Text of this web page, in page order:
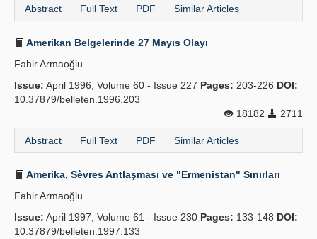
Abstract Full Text PDF Similar Articles
Amerikan Belgelerinde 27 Mayıs Olayı
Fahir Armaoğlu
Issue: April 1996, Volume 60 - Issue 227 Pages: 203-226 DOI:
10.37879/belleten.1996.203
18182
2711
Abstract Full Text PDF Similar Articles
Amerika, Sèvres Antlaşması ve "Ermenistan" Sınırları
Fahir Armaoğlu
Issue: April 1997, Volume 61 - Issue 230 Pages: 133-148 DOI:
10.37879/belleten.1997.133